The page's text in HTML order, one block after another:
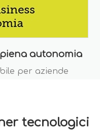
piena autonomia
per aziende
tecnologici